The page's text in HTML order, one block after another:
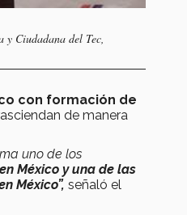
y Ciudadana del Tec,
con formación de
de manera
uno de los
México y una de las
México”, señaló el